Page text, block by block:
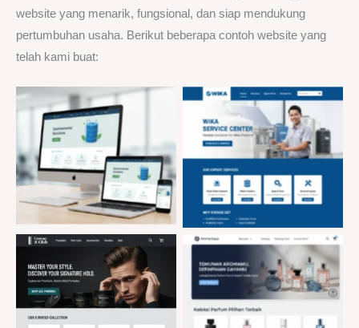
website yang menarik, fungsional, dan siap mendukung
pertumbuhan usaha. Berikut beberapa contoh website yang
telah kami buat: